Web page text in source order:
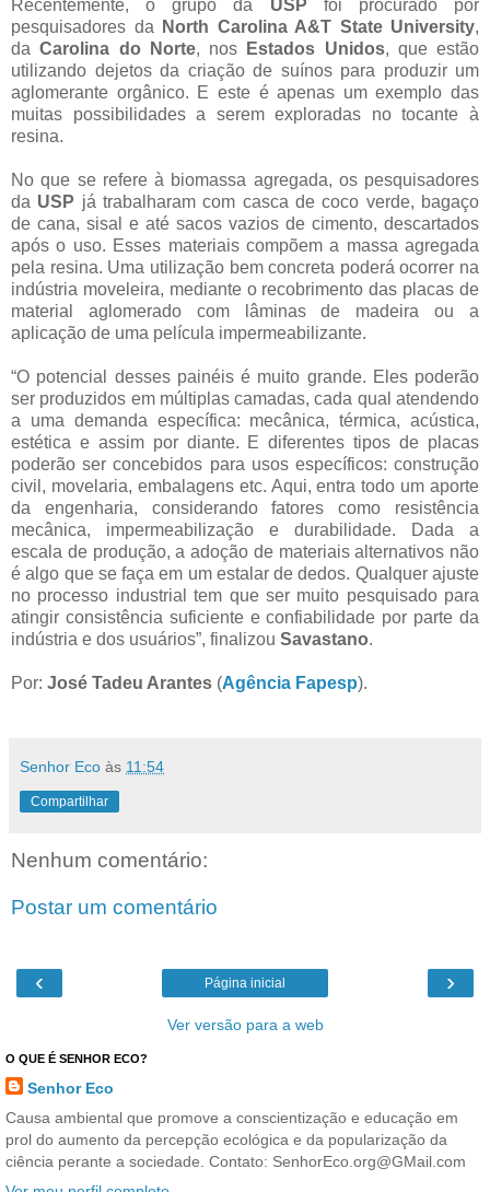
Recentemente, o grupo da USP foi procurado por
pesquisadores da
North Carolina A&T State University,
daCarolina do Norte, nos Estados Unidos, que estão
utilizando dejetos da criação de suínos para produzir um
aglomerante orgânico. E este é apenas um exemplo das
muitas possibilidades a serem exploradas no tocante à
resina.
No que se refere à biomassa agregada, os pesquisadores
da USP já trabalharam com casca de coco verde, bagaço
de cana, sisal e até sacos vazios de cimento, descartados
após o uso. Esses materiais compõem a massa agregada
pela resina. Uma utilização bem concreta poderá ocorrer na
indústria moveleira, mediante o recobrimento das placas de
material aglomerado com lâminas de madeira ou a
aplicação de uma película impermeabilizante.
“O potencial desses painéis é muito grande. Eles poderão
ser produzidos em múltiplas camadas, cada qual atendendo
a uma demanda específica: mecânica, térmica, acústica,
estética e assim por diante. E diferentes tipos de placas
poderão ser concebidos para usos específicos: construção
civil, movelaria, embalagens etc. Aqui, entra todo um aporte
da engenharia, considerando fatores como resistência
mecânica, impermeabilização e durabilidade. Dada a
escala de produção, a adoção de materiais alternativos não
é algo que se faça em um estalar de dedos. Qualquer ajuste
no processo industrial tem que ser muito pesquisado para
atingir consistência suficiente e confiabilidade por parte da
indústria e dos usuários”, finalizou Savastano.
Por: José Tadeu Arantes (Agência Fapesp).
Senhor Eco às 11:54
Compartilhar
Nenhum comentário:
Postar um comentário
‹ ›
Página inicial
Ver versão para a web
O QUE É SENHOR ECO?
Senhor Eco
Causa ambiental que promove a conscientização e educação em
prol do aumento da percepção ecológica e da popularização da
ciência perante a sociedade. Contato: SenhorEco.org@GMail.com